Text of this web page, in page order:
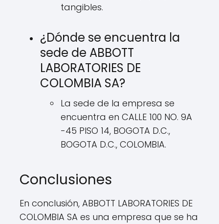
tangibles.
¿Dónde se encuentra la
sede de ABBOTT
LABORATORIES DE
COLOMBIA SA?
La sede de la empresa se
encuentra en CALLE 100 NO. 9A
-45 PISO 14, BOGOTA D.C.,
BOGOTA D.C., COLOMBIA.
Conclusiones
En conclusión, ABBOTT LABORATORIES DE
COLOMBIA SA es una empresa que se ha